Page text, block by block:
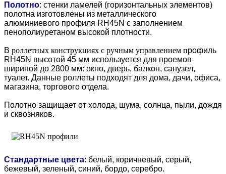
Полотно: стенки ламелей (горизонтальных элементов)
полотна изготовлены из металлического
алюминиевого профиля RH45N с заполнением
пенополиуретаном высокой плотности.
В роллетных конструкциях с ручным управлением профиль
RH45N высотой 45 мм используется для проемов
шириной до 2800 мм: окно, дверь, балкон, санузел,
туалет. Данные роллеты подходят для дома, дачи, офиса,
магазина, торгового отдела.
Полотно защищает от холода, шума, солнца, пыли, дождя
и сквозняков.
Стандартные цвета: белый, коричневый, серый,
бежевый, зеленый, синий, бордо, серебро.